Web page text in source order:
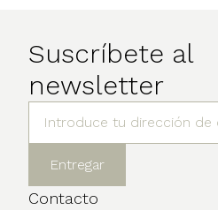
Suscríbete al
newsletter
Contacto